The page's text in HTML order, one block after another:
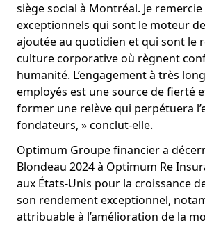
siège social à Montréal. Je
exceptionnels qui sont le moteur
ajoutée au quotidien et qui sont le
culture corporative où règnent
humanité. L’engagement à très
employés est une source de fierté
former une relève qui perpétuera
fondateurs, » conclut-elle.
Optimum Groupe financier a
Blondeau 2024 à Optimum Re
aux États-Unis pour la croissance
son rendement exceptionnel,
attribuable à l’amélioration de la